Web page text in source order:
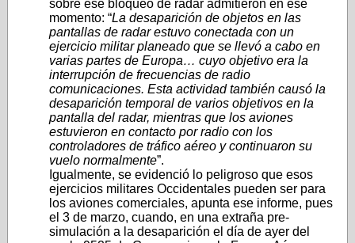
sobre ese bloqueo de radar admitieron en ese
momento: “La desaparición de objetos en las
pantallas de radar estuvo conectada con un
ejercicio militar planeado que se llevó a cabo en
varias partes de Europa… cuyo objetivo era la
interrupción de frecuencias de radio
comunicaciones. Esta actividad también causó la
desaparición temporal de varios objetivos en la
pantalla del radar, mientras que los aviones
estuvieron en contacto por radio con los
controladores de tráfico aéreo y continuaron su
vuelo normalmente”.
Igualmente, se evidenció lo peligroso que esos
ejercicios militares Occidentales pueden ser para
los aviones comerciales, apunta ese informe, pues
el 3 de marzo, cuando, en una extraña pre-
simulación a la desaparición el día de ayer del